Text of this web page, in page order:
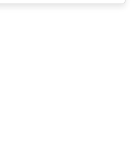
時間がかかりますよね。 この